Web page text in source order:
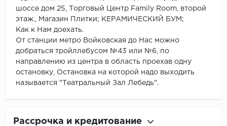
шоссе дом 25, Торговый Центр Family Room, второй
этаж., Магазин Плитки; КЕРАМИЧЕСКИЙ БУМ;
Как к Нам доехать.
От станции метро Войковская до Нас можно
добраться тройллебусом №43 или №6, по
направлению из центра в область проехав одну
остановку, Остановка на которой надо выходить
называется "Театральный Зал Лебедь".
Рассрочка и кредитование